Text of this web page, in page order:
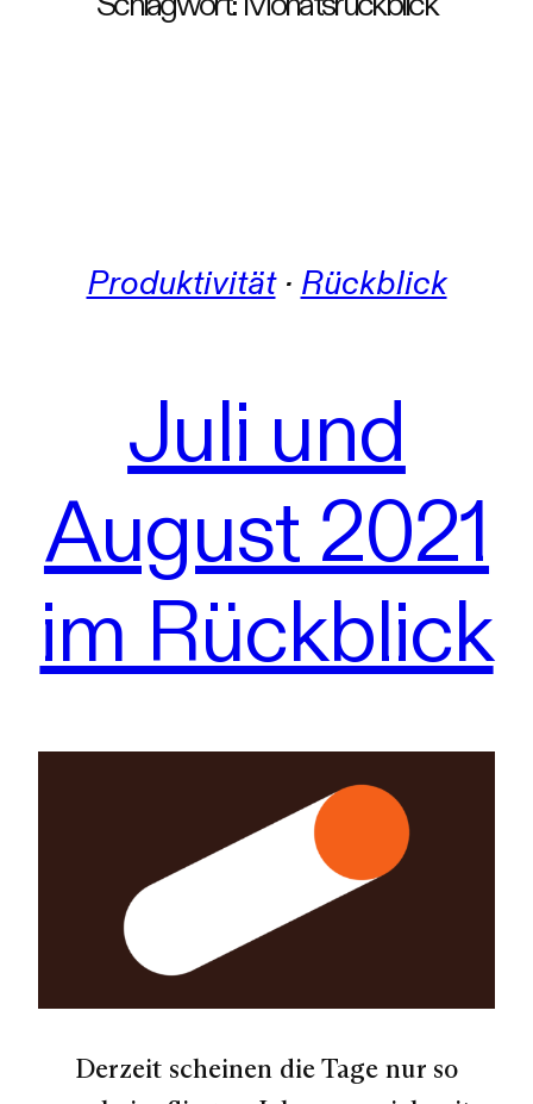
Produktivität · Rückblick
Juli und
August 2021
im Rückblick
Derzeit scheinen die Tage nur so